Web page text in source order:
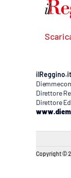
Direttore
Direttore
Copyright ©